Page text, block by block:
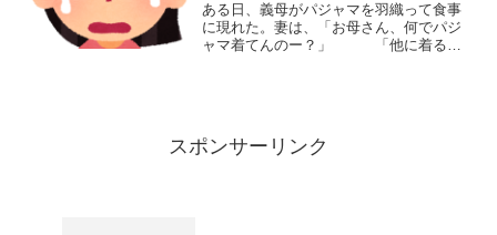
ある日、義母がパジャマを羽織って食事
に現れた。妻は、「お母さん、何でパジ
ャマ着てんのー？」 「他に着る物
スポンサーリンク